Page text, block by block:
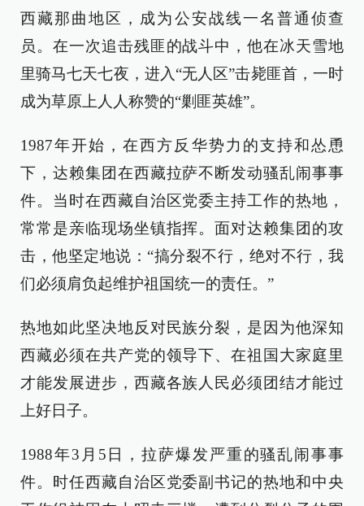
西藏那曲地区，成为公安战线一名普通侦查
员。在一次追击残匪的战斗中，他在冰天雪地
里骑马七天七夜，进入“无人区”击毙匪首，一时
成为草原上人人称赞的“剿匪英雄”。
1987年开始，在西方反华势力的支持和怂恿
下，达赖集团在西藏拉萨不断发动骚乱闹事事
件。当时在西藏自治区党委主持工作的热地，
常常是亲临现场坐镇指挥。面对达赖集团的攻
击，他坚定地说：“搞分裂不行，绝对不行，我
们必须肩负起维护祖国统一的责任。”
热地如此坚决地反对民族分裂，是因为他深知
西藏必须在共产党的领导下、在祖国大家庭里
才能发展进步，西藏各族人民必须团结才能过
上好日子。
1988年3月5日，拉萨爆发严重的骚乱闹事事
件。时任西藏自治区党委副书记的热地和中央